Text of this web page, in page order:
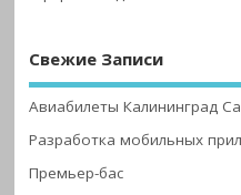
Свежие Записи
Авиабилеты Калининград
Разработка мобильных
Премьер-бас